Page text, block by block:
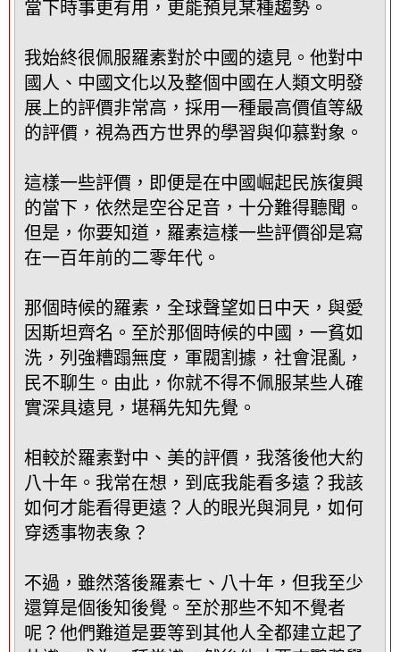
當下時事更有用，更能預見某種趨勢。
我始終很佩服羅素對於中國的遠見。他對中
國人、中國文化以及整個中國在人類文明發
展上的評價非常高，採用一種最高價值等級
的評價，視為西方世界的學習與仰慕對象。
這樣一些評價，即便是在中國崛起民族復興
的當下，依然是空谷足音，十分難得聽聞。
但是，你要知道，羅素這樣一些評價卻是寫
在一百年前的二零年代。
那個時候的羅素，全球聲望如日中天，與愛
因斯坦齊名。至於那個時候的中國，一貧如
洗，列強糟蹋無度，軍閥割據，社會混亂，
民不聊生。由此，你就不得不佩服某些人確
實深具遠見，堪稱先知先覺。
相較於羅素對中、美的評價，我落後他大約
八十年。我常在想，到底我能看多遠？我該
如何才能看得更遠？人的眼光與洞見，如何
穿透事物表象？
不過，雖然落後羅素七、八十年，但我至少
還算是個後知後覺。至於那些不知不覺者
呢？他們難道是要等到其他人全都建立起了